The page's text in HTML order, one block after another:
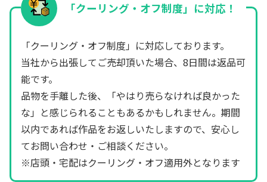
「クーリング・オフ制度」に対応！
「クーリング・オフ制度」に対応しております。
当社から出張してご売却頂いた場合、8日間は返品可
能です。
品物を手離した後、「やはり売らなければ良かった
な」と感じられることもあるかもしれません。期間
以内であれば作品をお返しいたしますので、安心し
てお問い合わせ・ご相談ください。
※店頭・宅配はクーリング・オフ適用外となります